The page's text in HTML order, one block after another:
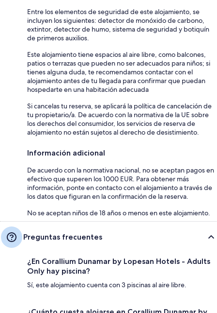
Entre los elementos de seguridad de este alojamiento, se
incluyen los siguientes: detector de monóxido de carbono,
extintor, detector de humo, sistema de seguridad y botiquín
de primeros auxilios.
Este alojamiento tiene espacios al aire libre, como balcones,
patios o terrazas que pueden no ser adecuados para niños; si
tienes alguna duda, te recomendamos contactar con el
alojamiento antes de tu llegada para confirmar que puedan
hospedarte en una habitación adecuada
Si cancelas tu reserva, se aplicará la política de cancelación de
tu propietario/a. De acuerdo con la normativa de la UE sobre
los derechos del consumidor, los servicios de reserva de
alojamiento no están sujetos al derecho de desistimiento.
Información adicional
De acuerdo con la normativa nacional, no se aceptan pagos en
efectivo que superen los 1000 EUR. Para obtener más
información, ponte en contacto con el alojamiento a través de
los datos que figuran en la confirmación de la reserva.
No se aceptan niños de 18 años o menos en este alojamiento.
Preguntas frecuentes
¿En Corallium Dunamar by Lopesan Hotels - Adults
Only hay piscina?
Sí, este alojamiento cuenta con 3 piscinas al aire libre.